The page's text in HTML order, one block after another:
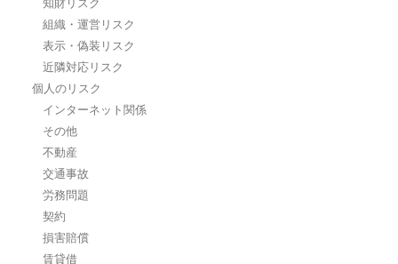
組織・運営リスク
表示・偽装リスク
近隣対応リスク
個人のリスク
インターネット関係
その他
不動産
交通事故
労務問題
契約
損害賠償
賃貸借